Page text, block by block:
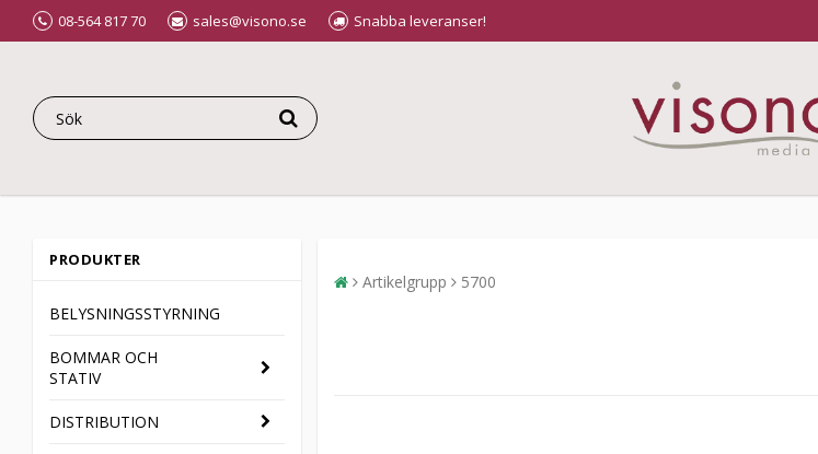
08-564 817 70 sales@visono.se Snabba leveranser!
PRODUKTER
BELYSNINGSSTYRNING
BOMMAR OCH
STATIV
DISTRIBUTION
Artikelgrupp 5700